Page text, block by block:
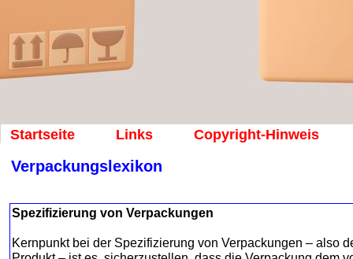
Verpackungslexikon
Spezifizierung von Verpackungen
Kernpunkt bei der Spezifizierung von Verpackungen – also
Startseite Links Copyright-Hinweis